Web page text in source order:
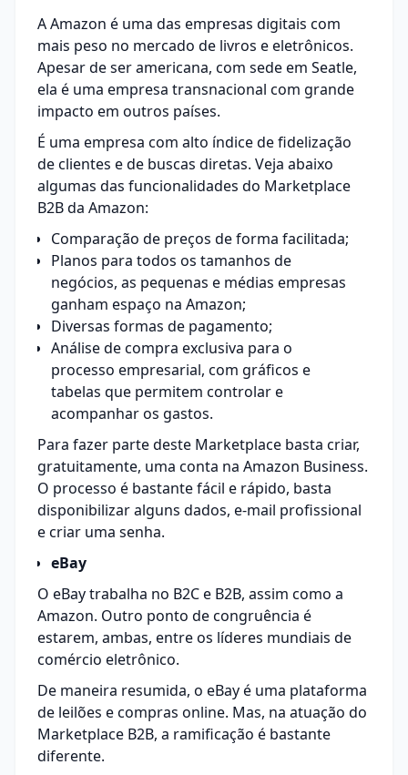
A Amazon é uma das empresas digitais com
mais peso no mercado de livros e eletrônicos.
Apesar de ser americana, com sede em Seatle,
ela é uma empresa transnacional com grande
impacto em outros países.
É uma empresa com alto índice de fidelização
de clientes e de buscas diretas. Veja abaixo
algumas das funcionalidades do Marketplace
B2B da Amazon:
Comparação de preços de forma facilitada;
Planos para todos os tamanhos de
negócios, as pequenas e médias empresas
ganham espaço na Amazon;
Diversas formas de pagamento;
Análise de compra exclusiva para o
processo empresarial, com gráficos e
tabelas que permitem controlar e
acompanhar os gastos.
Para fazer parte deste Marketplace basta criar,
gratuitamente, uma conta na Amazon Business.
O processo é bastante fácil e rápido, basta
disponibilizar alguns dados, e-mail profissional
ecriar uma senha.
eBay
O eBay trabalha no B2C e B2B, assim como a
Amazon. Outro ponto de congruência é
estarem, ambas, entre os líderes mundiais de
comércio eletrônico.
De maneira resumida, o eBay é uma plataforma
de leilões e compras online. Mas, na atuação do
Marketplace B2B, a ramificação é bastante
diferente.